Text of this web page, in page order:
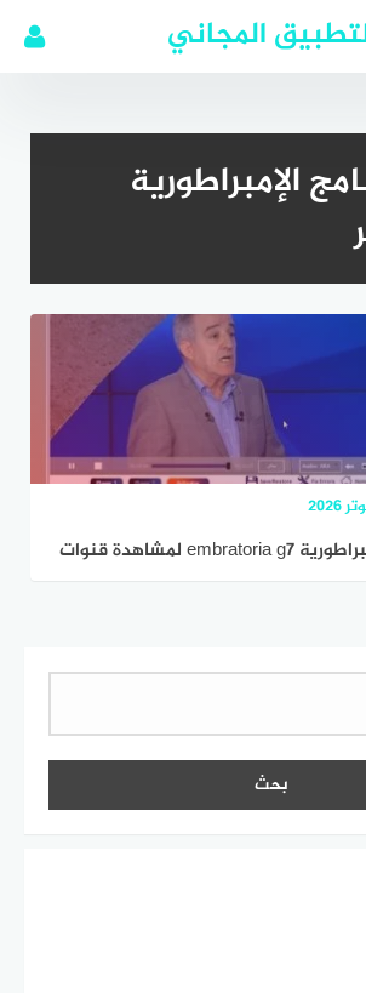
المجاني
الإمبراطورية
تحميل برنامج الإمبراطورية embratoria g7 لمشاهدة قنوات